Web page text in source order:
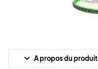
A propos du produit